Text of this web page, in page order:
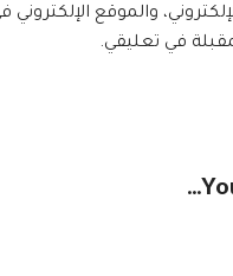
والموقع
في تعليقي.